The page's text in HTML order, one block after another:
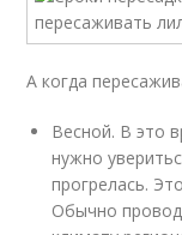
А когда
Весной. В это
нужно
прогрелась.
Обычно